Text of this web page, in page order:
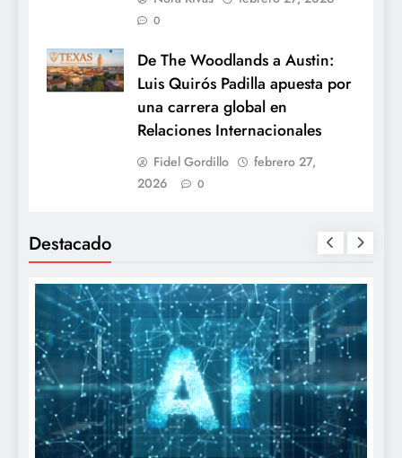
0
De The Woodlands a Austin:
Luis Quirós Padilla apuesta por
una carrera global en
Relaciones Internacionales
Fidel Gordillo
febrero 27,
2026
0
Destacado